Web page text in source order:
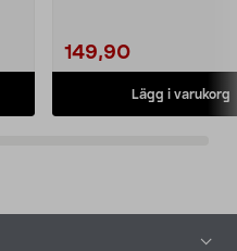
149,90
Lägg i varukorg